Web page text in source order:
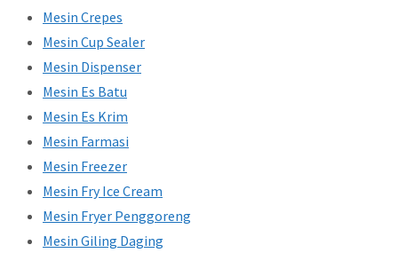
Mesin Crepes
Mesin Cup Sealer
Mesin Dispenser
Mesin Es Batu
Mesin Es Krim
Mesin Farmasi
Mesin Freezer
Mesin Fry Ice Cream
Mesin Fryer Penggoreng
Mesin Giling Daging